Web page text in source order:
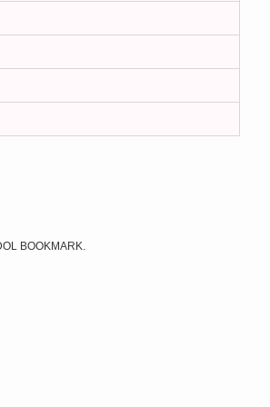
BOOKMARK.